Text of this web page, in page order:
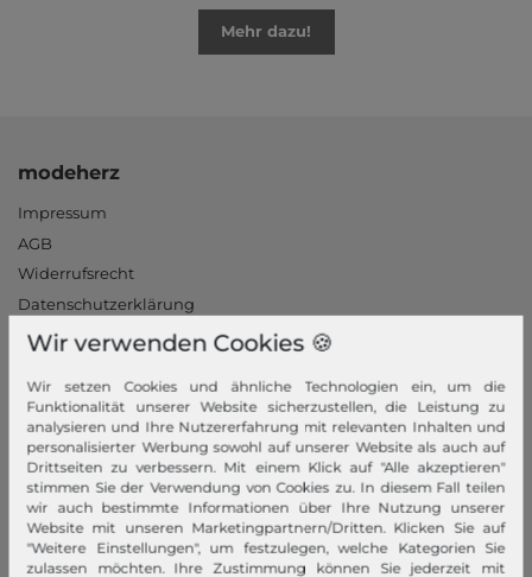
Mehr dazu!
modeherz
Impressum
AGB
Widerrufsrecht
Datenschutzerklärung
Datenschutzeinstellungen
Jobs
Unsere Stores
Mein Konto
Login
Neukunde?
Wir verwenden Cookies 🍪
Wir setzen Cookies und ähnliche Technologien ein, um die
Funktionalität unserer Website sicherzustellen, die Leistung zu
analysieren und Ihre Nutzererfahrung mit relevanten Inhalten und
personalisierter Werbung sowohl auf unserer Website als auch auf
Drittseiten zu verbessern. Mit einem Klick auf "Alle akzeptieren"
stimmen Sie der Verwendung von Cookies zu. In diesem Fall teilen
wir auch bestimmte Informationen über Ihre Nutzung unserer
Website mit unseren Marketingpartnern/Dritten. Klicken Sie auf
"Weitere Einstellungen", um festzulegen, welche Kategorien Sie
zulassen möchten. Ihre Zustimmung können Sie jederzeit mit